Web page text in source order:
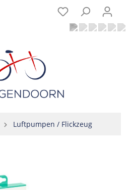
Luftpumpen / Flickzeug